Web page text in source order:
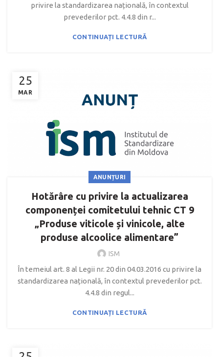
privire la standardizarea națională, în contextul
prevederilor pct. 4.4.8 din r...
CONTINUAȚI LECTURĂ
25
MAR
ANUNȚURI
Hotărâre cu privire la actualizarea
componenței comitetului tehnic CT 9
„Produse viticole și vinicole, alte
produse alcoolice alimentare”
ISM
În temeiul art. 8 al Legii nr. 20 din 04.03.2016 cu privire la
standardizarea națională, în contextul prevederilor pct.
4.4.8 din regul...
CONTINUAȚI LECTURĂ